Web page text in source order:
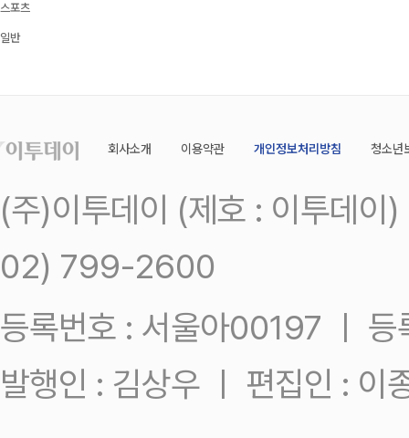
스포츠
일반
회사소개 이용약관 개인정보처리방침 청소년
(주)이투데이 (제호 : 이투데
02) 799-2600
등록번호 : 서울아00197 ㅣ
발행인 : 김상우 ㅣ 편집인 : 이